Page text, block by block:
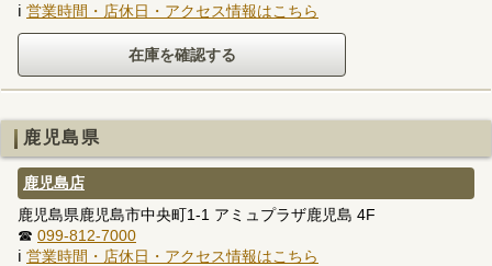
ℹ 営業時間・店休日・アクセス情報はこちら
鹿児島県
鹿児島店
鹿児島県鹿児島市中央町1-1 アミュプラザ鹿児島 4F
☎ 099-812-7000
ℹ 営業時間・店休日・アクセス情報はこちら